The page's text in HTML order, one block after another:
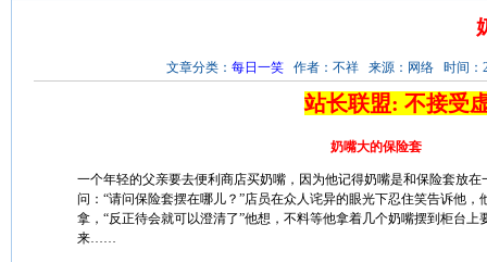
文章分类： 每日一笑 作者：不祥 来源：网络 时间：
站长联盟: 不接受
奶嘴大的保险套
一个年轻的父亲要去便利商店买奶嘴，因为他记得奶嘴是和保险套放
问：“请问保险套摆在哪儿？”店员在众人诧异的眼光下忍住笑告诉他
拿，“反正待会就可以澄清了”他想，不料等他拿着几个奶嘴摆到柜台
来……